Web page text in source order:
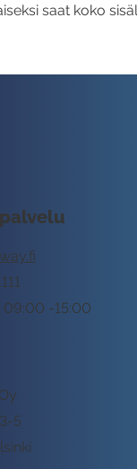
saat koko
09:00 -15:00
5